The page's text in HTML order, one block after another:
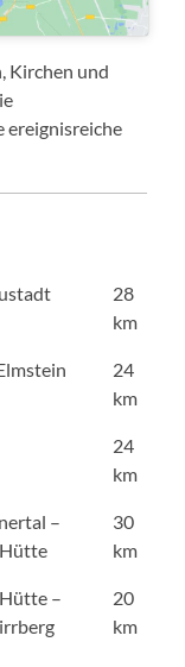
Kirchen und
ereignisreiche
28
km
24
km
24
km
–
30
km
–
20
km